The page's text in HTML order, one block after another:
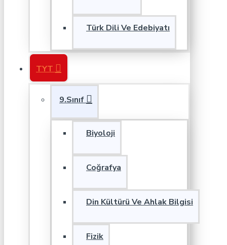
Türk Dili Ve Edebiyatı
TYT
9.Sınıf
Biyoloji
Coğrafya
Din Kültürü Ve Ahlak Bilgisi
Fizik